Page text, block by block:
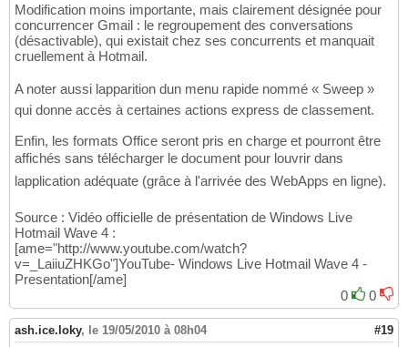
Modification moins importante, mais clairement désignée pour
concurrencer Gmail : le regroupement des conversations
(désactivable), qui existait chez ses concurrents et manquait
cruellement à Hotmail.
A noter aussi lapparition dun menu rapide nommé « Sweep »
qui donne accès à certaines actions express de classement.
Enfin, les formats Office seront pris en charge et pourront être
affichés sans télécharger le document pour louvrir dans
lapplication adéquate (grâce à l'arrivée des WebApps en ligne).
Source : Vidéo officielle de présentation de Windows Live
Hotmail Wave 4 :
[ame="http://www.youtube.com/watch?
v=_LaiiuZHKGo"]YouTube- Windows Live Hotmail Wave 4 -
Presentation[/ame]
0
0
ash.ice.loky, le 19/05/2010 à 08h04 #19